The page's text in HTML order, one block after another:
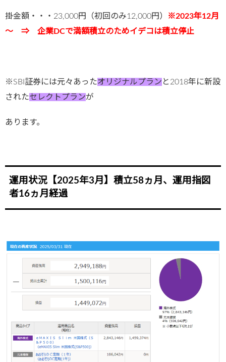
掛金額・・・23,000円（初回のみ12,000円）
※2023年12月
～ ⇒ 企業DCで満額積立のためイデコは積立停止
※SBI証券には元々あったオリジナルプラン と2018年に新設
されたセレクトプランが
あります。
運用状況【2025年3月】積立58ヵ月、運用指図
者16ヵ月経過